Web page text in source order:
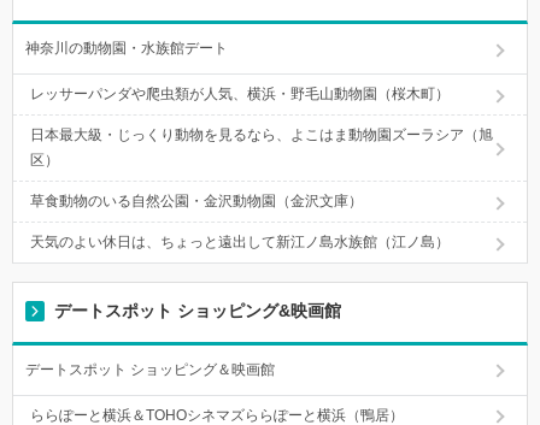
神奈川の動物園・水族館デート
レッサーパンダや爬虫類が人気、横浜・野毛山動物園（桜木町）
日本最大級・じっくり動物を見るなら、よこはま動物園ズーラシア（旭
区）
草食動物のいる自然公園・金沢動物園（金沢文庫）
天気のよい休日は、ちょっと遠出して新江ノ島水族館（江ノ島）
デートスポット ショッピング&映画館
デートスポット ショッピング＆映画館
ららぽーと横浜＆TOHOシネマズららぽーと横浜（鴨居）